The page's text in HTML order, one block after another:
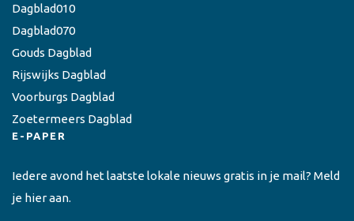
Dagblad010
Dagblad070
Gouds Dagblad
Rijswijks Dagblad
Voorburgs Dagblad
Zoetermeers Dagblad
E-PAPER
Iedere avond het laatste lokale nieuws gratis in je mail? Meld
je hier aan.